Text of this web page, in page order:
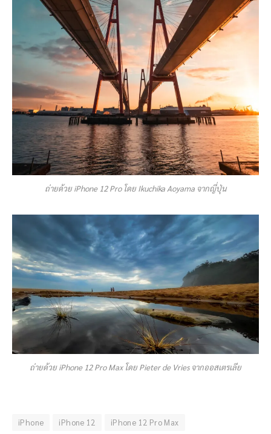
ถ่ายด้วย iPhone 12 Pro โดย Ikuchika Aoyama จากญี่ปุ่น
ถ่ายด้วย iPhone 12 Pro Max โดย Pieter de Vries จากออสเตรเลีย
iPhone iPhone 12 iPhone 12 Pro Max